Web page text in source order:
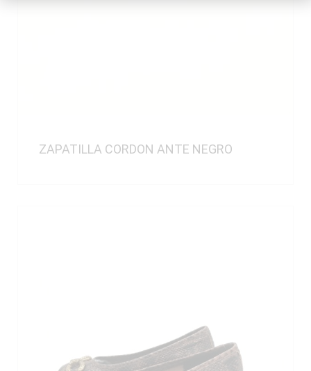
ZAPATILLA CORDON ANTE NEGRO